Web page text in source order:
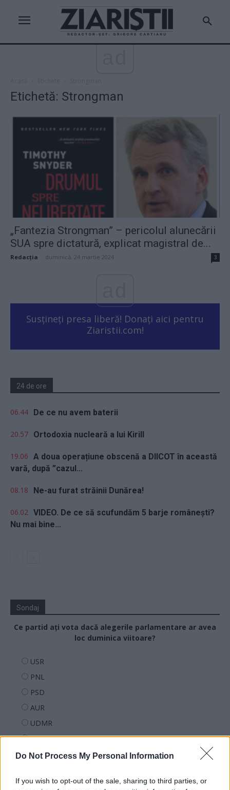
Do Not Process My Personal Information
If you wish to opt-out of the sale, sharing to third parties, or
Etichetă: Strongman
„Fantezia Strongman” – pericolul alunecării
SUA spre dictatură, explicat magistral de...
Redacţia duminică, 24 martie 2024 3
Susțineți presa liberă! Donați aici pentru
Ziaristii.com!
24 de ore
06.44 De ce nu avem baterii
20.57 Ortodoxia nucleară a lui Kirill
19.06 A doua operațiune obscenă a DIICOT în această
vară, după ”cazul...
08.18 Ne-au furat străinii Dunărea!
06.02 VIDEO. De ce să scufundăm 5 barje românești?
Nu mai bine...
Sondaj
Ce partid ați vota dacă alegerile parlamentare ar avea
loc duminica viitoare?
USR
PNL
PSD
AUR
UDMR
PMP (Tomac)
Forța Dreptei (L. Orban)
REPER